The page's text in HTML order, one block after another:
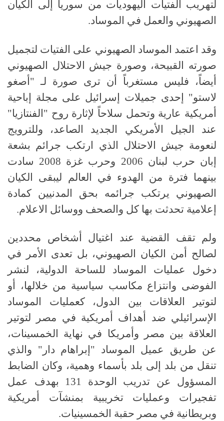
لتهريب الفتيات اليهوديات من سوريا إلى الكيان
الصهيوني والعمل في الموساد.
وقد اعتمد الموساد الصهيوني على الفتيات لتجميل
صورته القبيحة، وصورة جيش الاحتلال الصهيوني
أيضاً، فليس مستغرباً أن ترى صورة لـ "أصغو
لاستو" إحدى جميلات إسرائيل على مجلة إباحية
أمريكية عارية وتحمل سلاحاً لإثارة روح "الفنتازيا"
عند الجيل الأمريكي الجديد الصاعد، وللترويج
لنعومة جيش الاحتلال الذي ارتكب جرائم بشعة
إبان حرب لبنان 2006 وحرب غزة 2008 سادت
بينهما فترة من الهدوء في العالم ليبقى الكيان
الصهيوني يرتكب جرائمه بحق المدنيين كمادة
إعلامية تحدثت بها كل والصحف ووسائل الاعلام.
ولم تقف القضية عند اغتيال أشخاص محددين
لصالح أمن الكيان الصهيوني، بل تعدى الأمر في
دخول عمليات الموساد للساحة الدولية، لنشر
الفوضى وانتزاع مكاسب سياسية من خلالها، أو
لتوتير العلاقات بين الدول، كعمليات الموساد
الإسرائيلي ضد أهداف أمريكية في مصر لتوتير
العلاقة بين مصر وأمريكا في نهاية الخمسينات،
عن طريق عميل الموساد "إبراهام دار" والذي
تنقل من بلد إلى بلد بأسماء وهمية، وكان الضابط
المسؤول عن تدريب الوحدة 131 بهدف عمل
تفجيرات وعمليات تخريبية بمنشآت أمريكية
وبريطانية في مصر حقبة الخمسينيات.